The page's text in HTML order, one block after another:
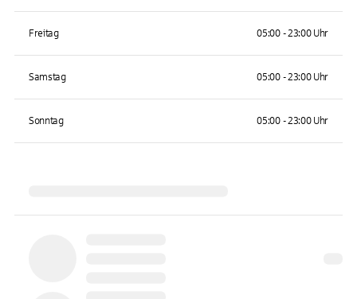
Freitag 05:00 - 23:00 Uhr
Samstag 05:00 - 23:00 Uhr
Sonntag 05:00 - 23:00 Uhr